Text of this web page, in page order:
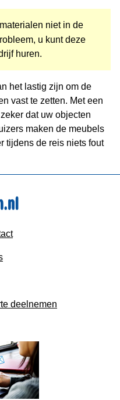
niet in de
u kunt deze
huren.
het lastig zijn om de
vast te zetten. Met een
dat uw objecten
maken de meubels
tijdens de reis niets fout
deelnemen